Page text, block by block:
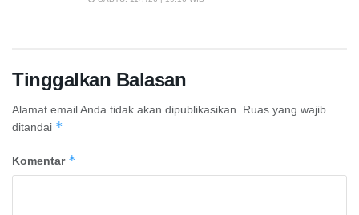
Tinggalkan Balasan
Alamat email Anda tidak akan dipublikasikan.
Ruas yang wajib
ditandai *
Komentar *